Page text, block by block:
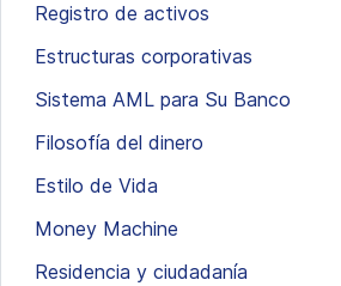
Registro de activos
Estructuras corporativas
Sistema AML para Su Banco
Filosofía del dinero
Estilo de Vida
Money Machine
Residencia y ciudadanía